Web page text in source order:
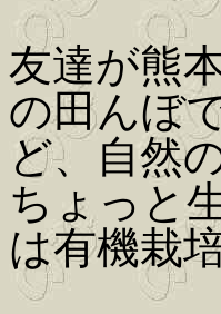
友達が熊
の田んぼ
ど、自然
ちょっと
は有機栽